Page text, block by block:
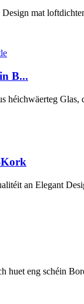
mat
B...
héichwäerteg
Kork
an Elegant
huet eng schéin